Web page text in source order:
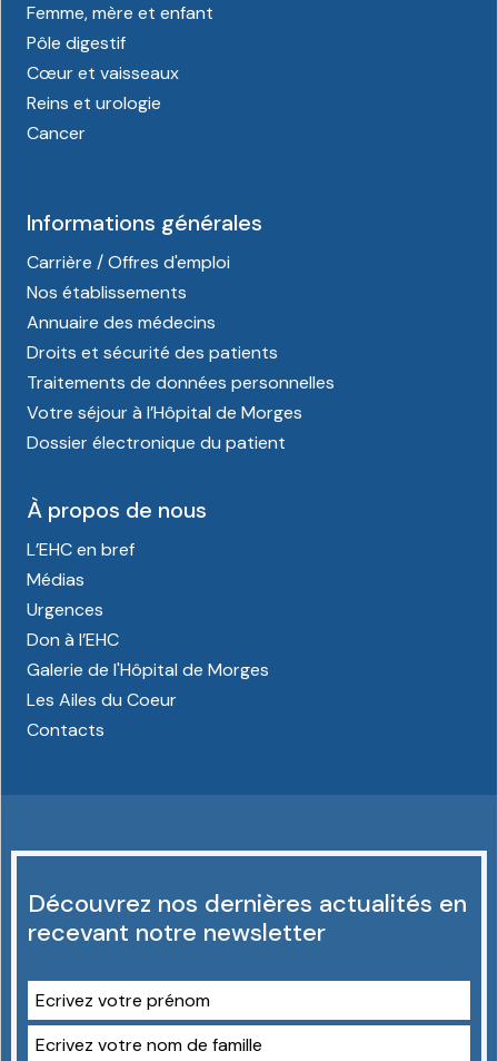
Femme, mère et enfant
Pôle digestif
Cœur et vaisseaux
Reins et urologie
Cancer
Informations générales
Carrière / Offres d'emploi
Nos établissements
Annuaire des médecins
Droits et sécurité des patients
Traitements de données personnelles
Votre séjour à l’Hôpital de Morges
Dossier électronique du patient
À propos de nous
L’EHC en bref
Médias
Urgences
Don à l’EHC
Galerie de l'Hôpital de Morges
Les Ailes du Coeur
Contacts
Découvrez nos dernières actualités en
recevant notre newsletter